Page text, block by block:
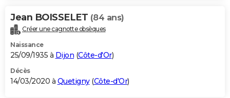
Jean BOISSELET (84 ans)
Créer une cagnotte obsèques
Naissance
25/09/1935 à Dijon (Côte-d'Or)
Décès
14/03/2020 à Quetigny(Côte-d'Or)